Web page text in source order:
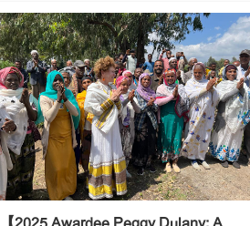
【2025 Awardee Peggy Dulany: A